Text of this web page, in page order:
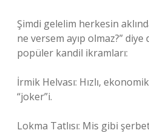
Şimdi gelelim herkesin
ne versem ayıp olmaz?”
popüler kandil ikramları:
İrmik Helvası: Hızlı,
“joker”i.
Lokma Tatlısı: Mis gibi